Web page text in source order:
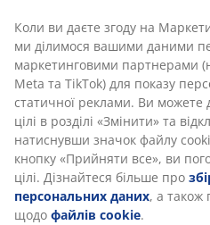
Пружини та чим вони
обрати правильний
Коли ви даєте згоду на
ми ділимося вашими даними
маркетинговими партнерами
Meta та TikTok) для показу
статичної реклами. Ви можете
цілі в розділі «Змінити» та
натиснувши значок файлу
кнопку «Прийняти все», ви
цілі. Дізнайтеся більше про
персональних даних, а також
щодо файлів cookie.